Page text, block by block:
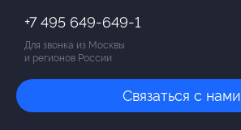
+7 495 649-649-1
Для звонка из Москвы
и регионов России
Связаться с нами